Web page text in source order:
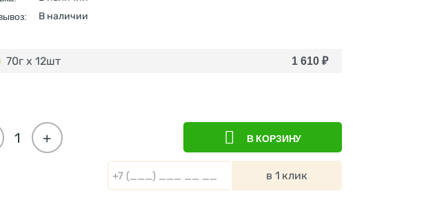
В наличии
70г х 12шт 1 610 ₽
+ В КОРЗИНУ
в 1 клик